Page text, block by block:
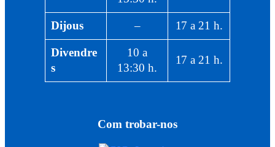
Dijous – 17 a 21 h.
Divendre
s
10 a
13:30 h.
17 a 21 h.
Com trobar-nos